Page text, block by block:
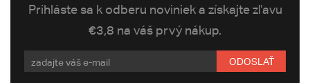
Prihláste sa k odberu noviniek a získajte zľavu
€3,8 na váš prvý nákup.
ODOSLAŤ